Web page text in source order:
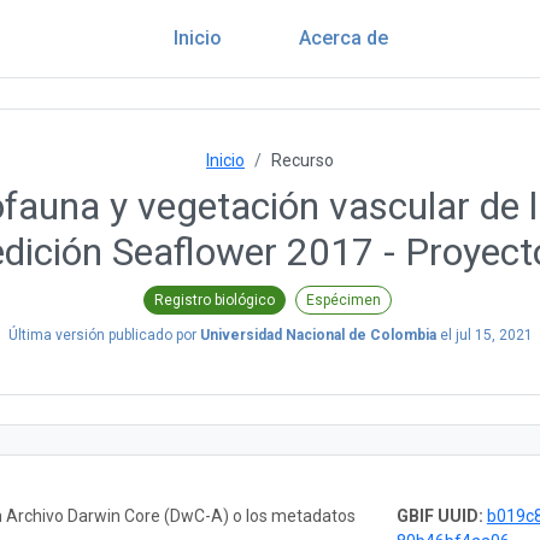
Inicio Acerca de
Inicio Recurso
y vegetación vascular de
Seaflower 2017 -
Registro biológico Espécimen
Última versión publicado por Universidad Nacional de Colombiael jul 15, 2021
GBIF UUID:
Darwin Core (DwC-A) o los metadatos